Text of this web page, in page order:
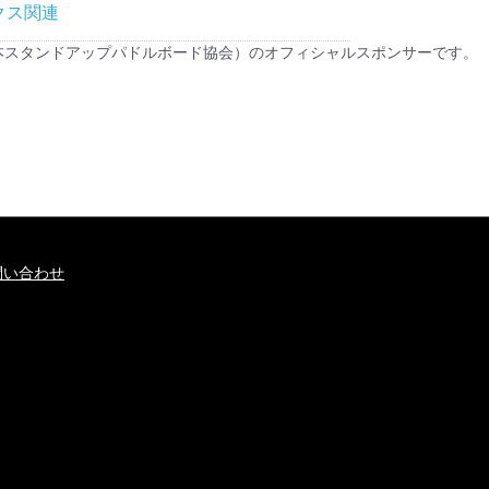
ス関連
タンドアップパドルボード協会）のオフィシャルスポンサーです。
い合わせ